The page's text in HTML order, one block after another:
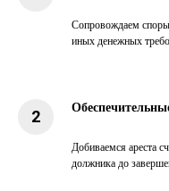
Сопровождаем
иных денежных
Добиваемся ареста
должника до